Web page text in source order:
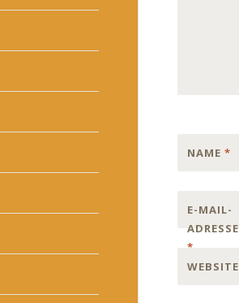
NAME*
E-MAIL-
ADRESSE
*
WEBSITE